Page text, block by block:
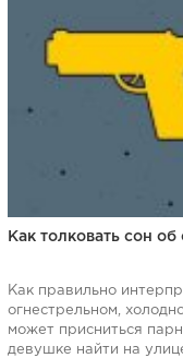
Как толковать сон
Как правильно
огнестрельном,
может присниться
девушке найти на